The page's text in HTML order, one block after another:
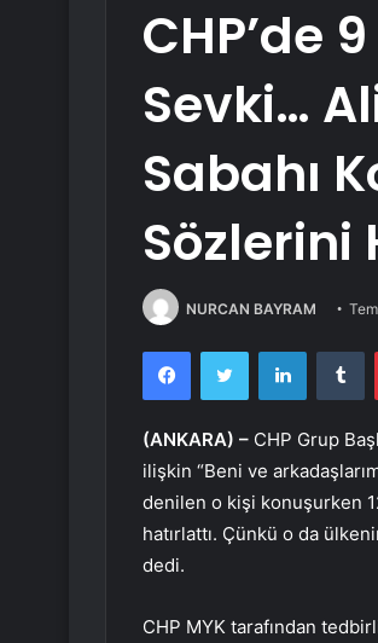
CHP’de
Sevki…
Sabahı
Sözlerini
NURCAN BAYRAM
FacebookTwitter LinkedIn
(ANKARA) – CHP Grup
ilişkin “Beni ve
denilen o kişi konuşurken
hatırlattı. Çünkü o da
dedi.
CHP MYK tarafından